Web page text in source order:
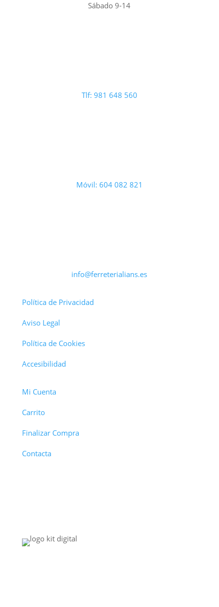
Sábado 9-14
Tlf: 981 648 560
Móvil: 604 082 821
info@ferreterialians.es
Política de Privacidad
Aviso Legal
Política de Cookies
Accesibilidad
Mi Cuenta
Carrito
Finalizar Compra
Contacta